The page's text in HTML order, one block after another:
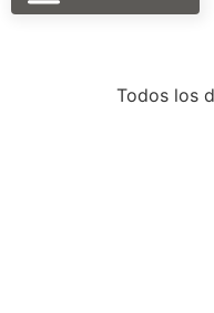
Todos los